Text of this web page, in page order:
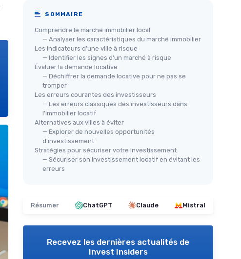
SOMMAIRE
Comprendre le marché immobilier local
— Analyser les caractéristiques du marché immobilier
Les indicateurs d'une ville à risque
— Identifier les signes d'un marché à risque
Évaluer la demande locative
— Déchiffrer la demande locative pour ne pas se
tromper
Les erreurs courantes des investisseurs
— Les erreurs classiques des investisseurs dans
l'immobilier locatif
Alternatives aux villes à éviter
— Explorer de nouvelles opportunités
d'investissement
Stratégies pour sécuriser votre investissement
— Sécuriser son investissement locatif en évitant les
erreurs
Résumer ChatGPT Claude Mistral
Recevez les dernières actualités de
Invest Insiders